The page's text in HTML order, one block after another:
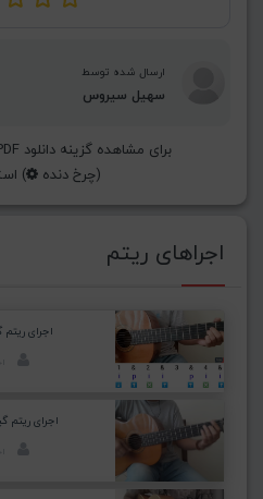
ارسال شده توسط
سهیل سیروس
برای مشاهده گزینه دانلود PDF از آیکون دسترسی ها
(چرخ دنده )
اجراهای ریتم
اجرای ریتم
اجرای ریتم